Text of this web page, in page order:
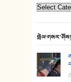
སྤེལ་གསར་ཤོས།